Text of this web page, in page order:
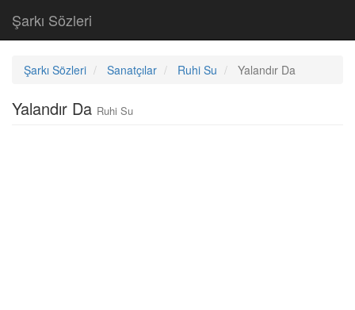
Şarkı Sözleri
Şarkı Sözleri Sanatçılar Ruhi Su Yalandır Da
Yalandır Da Ruhi Su